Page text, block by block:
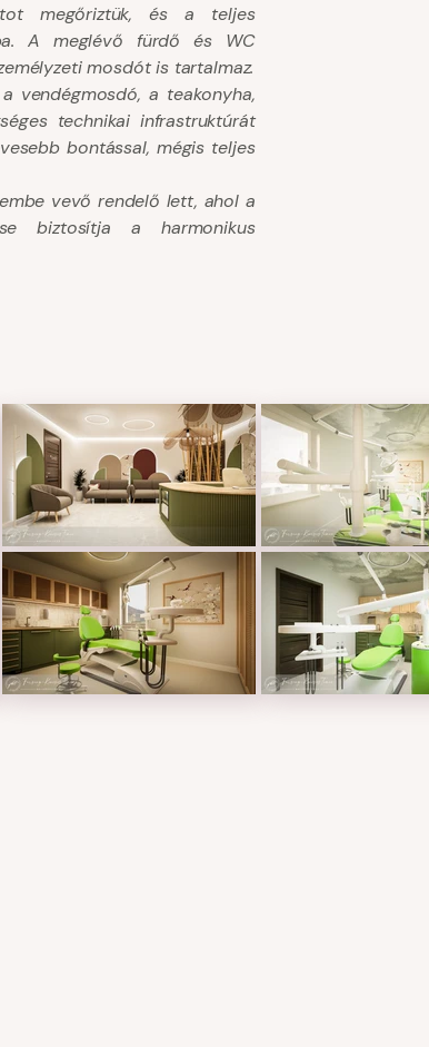
megőriztük, és a teljes
A meglévő fürdő és WC
mosdót is tartalmaz.
vendégmosdó, a teakonyha,
technikai infrastruktúrát
bontással, mégis teljes
vevő rendelő lett, ahol a
biztosítja a harmonikus